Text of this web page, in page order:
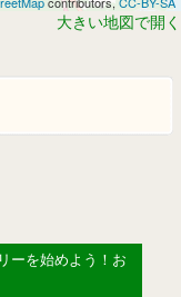
大きい地図で開く
ーを始めよう！お